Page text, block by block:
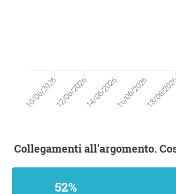
10/06/202612/06/202614/06/202616/06/202618/06/
Collegamenti all'argomento.
52%